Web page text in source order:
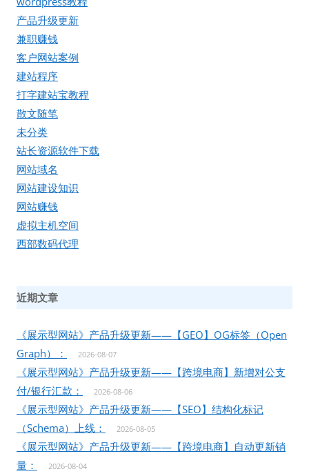
产品升级更新
兼职赚钱
客户网站案例
建站程序
打字建站宝教程
散文随笔
未分类
站长资源软件下载
网站域名
网站建设知识
网站赚钱
虚拟主机空间
西部数码代理
近期文章
《展示型网站》产品升级更新——【GEO】OG标签（Open
Graph）：
2026-08-07
《展示型网站》产品升级更新——【跨境电商】新增对公支
付/银行汇款：
2026-08-06
《展示型网站》产品升级更新——【SEO】结构化标记
（Schema）上线：
2026-08-05
《展示型网站》产品升级更新——【跨境电商】自动更新销
量：
2026-08-04